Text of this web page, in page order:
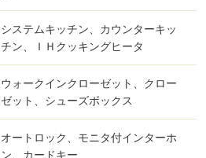
システムキッチン、カウンターキッ
チン、ＩＨクッキングヒータ
ウォークインクローゼット、クロー
ゼット、シューズボックス
オートロック、モニタ付インターホ
ン、カードキー